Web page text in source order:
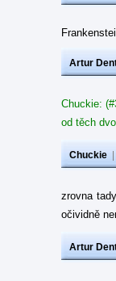
Artur
Chuckie:
od těch
Chuckie
zrovna
očividně
Artur